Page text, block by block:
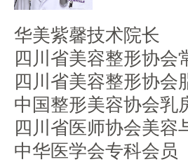
华美紫馨技术院长
四川省美容整形协会
四川省美容整形协会
中国整形美容协会乳
四川省医师协会美容
中华医学会专科会员